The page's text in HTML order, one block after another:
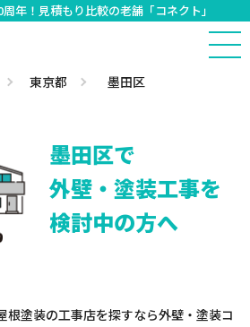
年！見積もり比較の老舗「コネクト」
東京都 墨田区
墨田区で
外壁・塗装工事を
検討中の方へ
根塗装の工事店を探すなら外壁・塗装コ